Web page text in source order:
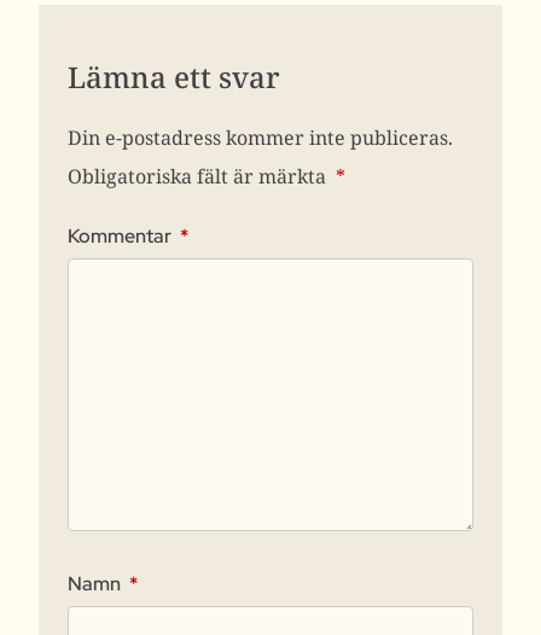
Lämna ett svar
Din e-postadress kommer inte publiceras.
Obligatoriska fält är märkta *
Kommentar *
Namn *